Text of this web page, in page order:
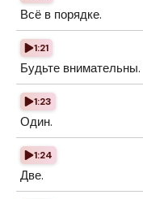
Всё в порядке.
1:21
Будьте внимательны.
1:23
Один.
1:24
Две.